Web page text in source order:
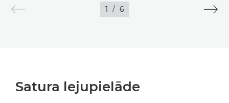
1 / 6
Satura lejupielāde